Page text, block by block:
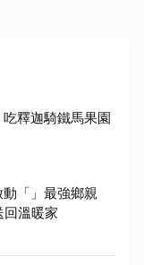
釋迦騎鐵馬果園
「」最強鄉親
回溫暖家